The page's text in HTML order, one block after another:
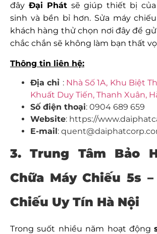
đây Đại Phát sẽ giúp thiết bị
sinh và bền bỉ hơn. Sửa máy
khách hàng thử chọn nơi đây để
chắc chắn sẽ không làm bạn thất
Thông tin liên hệ:
Địa chỉ : Nhà Số 1A, Khu Biệt
Khuất Duy Tiến, Thanh Xuân,
Số điện thoại: 0904 689 659
Website: https://
E-mail:
3. Trung Tâm Bảo
Chữa Máy Chiếu 5s
Chiếu Uy Tín Hà Nội
Trong suốt nhiều năm hoạt động